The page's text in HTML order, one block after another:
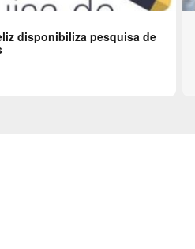
disponibiliza pesquisa de